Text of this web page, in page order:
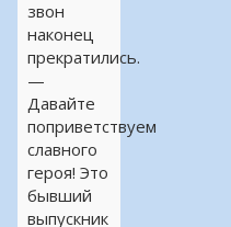
звон
наконец
прекратились.
—
Давайте
поприветствуем
славного
героя! Это
бывший
выпускник